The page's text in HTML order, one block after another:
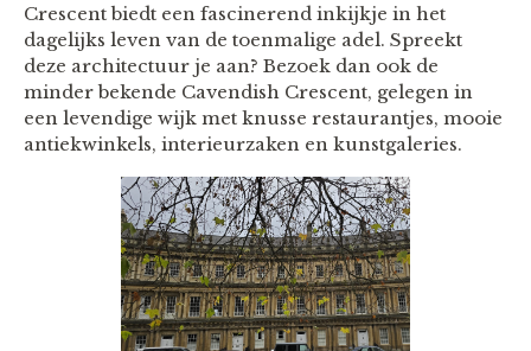
Crescent biedt een fascinerend inkijkje in het
dagelijks leven van de toenmalige adel. Spreekt
deze architectuur je aan? Bezoek dan ook de
minder bekende Cavendish Crescent, gelegen in
een levendige wijk met knusse restaurantjes, mooie
antiekwinkels, interieurzaken en kunstgaleries.